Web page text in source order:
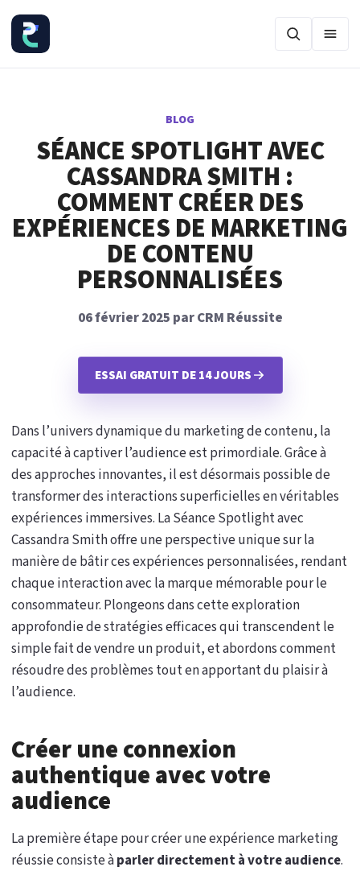
BLOG
SÉANCE SPOTLIGHT AVEC
CASSANDRA SMITH :
COMMENT CRÉER DES
EXPÉRIENCES DE MARKETING
DE CONTENU
PERSONNALISÉES
06 février 2025 par CRM Réussite
ESSAI GRATUIT DE 14 JOURS
Dans l’univers dynamique du marketing de contenu, la
capacité à captiver l’audience est primordiale. Grâce à
des approches innovantes, il est désormais possible de
transformer des interactions superficielles en véritables
expériences immersives. La Séance Spotlight avec
Cassandra Smith offre une perspective unique sur la
manière de bâtir ces expériences personnalisées, rendant
chaque interaction avec la marque mémorable pour le
consommateur. Plongeons dans cette exploration
approfondie de stratégies efficaces qui transcendent le
simple fait de vendre un produit, et abordons comment
résoudre des problèmes tout en apportant du plaisir à
l’audience.
Créer une connexion
authentique avec votre
audience
La première étape pour créer une expérience marketing
réussie consiste àparler directement à votre audience.